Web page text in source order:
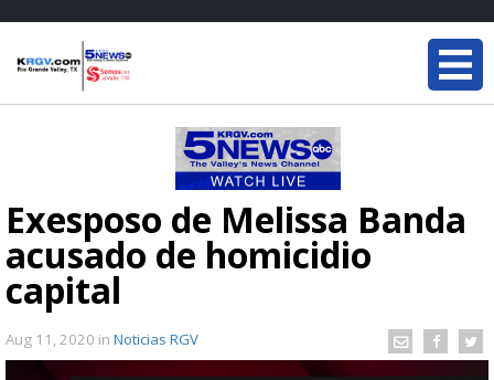
Exesposo de Melissa Banda
acusado de homicidio
capital
Aug 11, 2020 in Noticias RGV